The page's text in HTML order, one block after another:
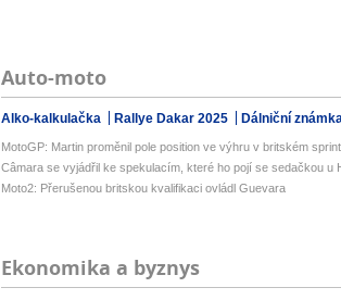
Auto-moto
Alko-kalkulačka Rallye Dakar 2025 Dálniční
MotoGP: Martin proměnil pole position ve výhru v britském
Câmara se vyjádřil ke spekulacím, které ho pojí se sedačkou u
Moto2: Přerušenou britskou kvalifikaci ovládl Guevara
Ekonomika a byznys